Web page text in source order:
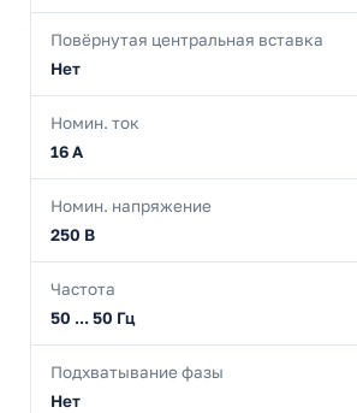
Повёрнутая центральная вставка
Нет
Номин. ток
16 А
Номин. напряжение
250 В
Частота
50 ... 50 Гц
Подхватывание фазы
Нет